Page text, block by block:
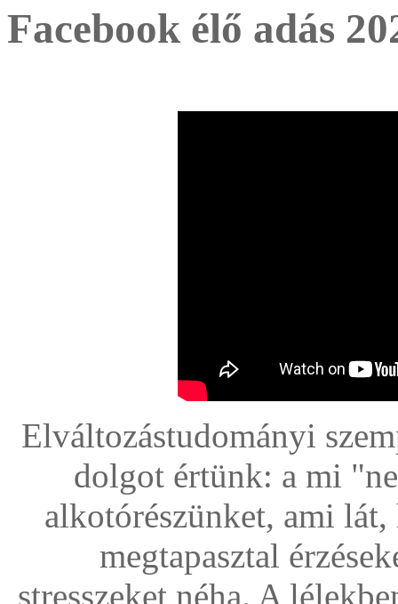
Facebook élő adás
Elváltozástudományi
dolgot értünk: a mi
alkotórészünket, ami
megtapasztal
stresszeket néha. A